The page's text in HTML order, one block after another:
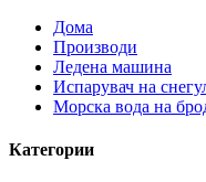
Дома
Производи
Ледена машина
Испарувач на
Морска вода на
Категории